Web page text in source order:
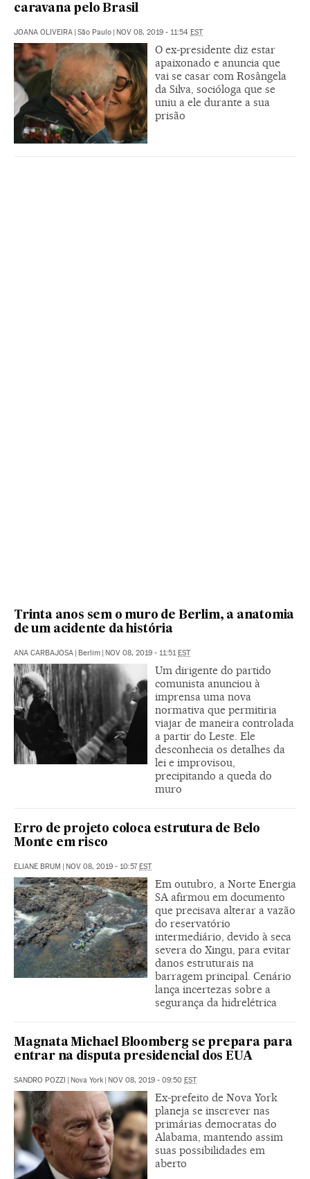
caravana pelo Brasil
JOANA OLIVEIRA | São Paulo | NOV 08, 2019 - 11:54 EST
O ex-presidente diz estar
apaixonado e anuncia que
vai se casar com Rosângela
da Silva, socióloga que se
uniu a ele durante a sua
prisão
Trinta anos sem o muro de Berlim, a anatomia
de um acidente da história
ANA CARBAJOSA | Berlim | NOV 08, 2019 - 11:51EST
Um dirigente do partido
comunista anunciou à
imprensa uma nova
normativa que permitiria
viajar de maneira controlada
a partir do Leste. Ele
desconhecia os detalhes da
lei e improvisou,
precipitando a queda do
muro
Erro de projeto coloca estrutura de Belo
Monte em risco
ELIANE BRUM | NOV 08, 2019 - 10:57EST
Em outubro, a Norte Energia
SA afirmou em documento
que precisava alterar a vazão
do reservatório
intermediário, devido à seca
severa do Xingu, para evitar
danos estruturais na
barragem principal. Cenário
lança incertezas sobre a
segurança da hidrelétrica
Magnata Michael Bloomberg se prepara para
entrar na disputa presidencial dos EUA
SANDRO POZZI | Nova York | NOV 08, 2019 - 09:50 EST
Ex-prefeito de Nova York
planeja se inscrever nas
primárias democratas do
Alabama, mantendo assim
suas possibilidades em
aberto